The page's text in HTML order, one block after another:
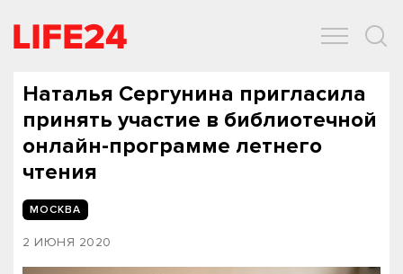
Наталья Сергунина пригласила
принять участие в библиотечной
онлайн-программе летнего
чтения
МОСКВА
2 ИЮНЯ 2020